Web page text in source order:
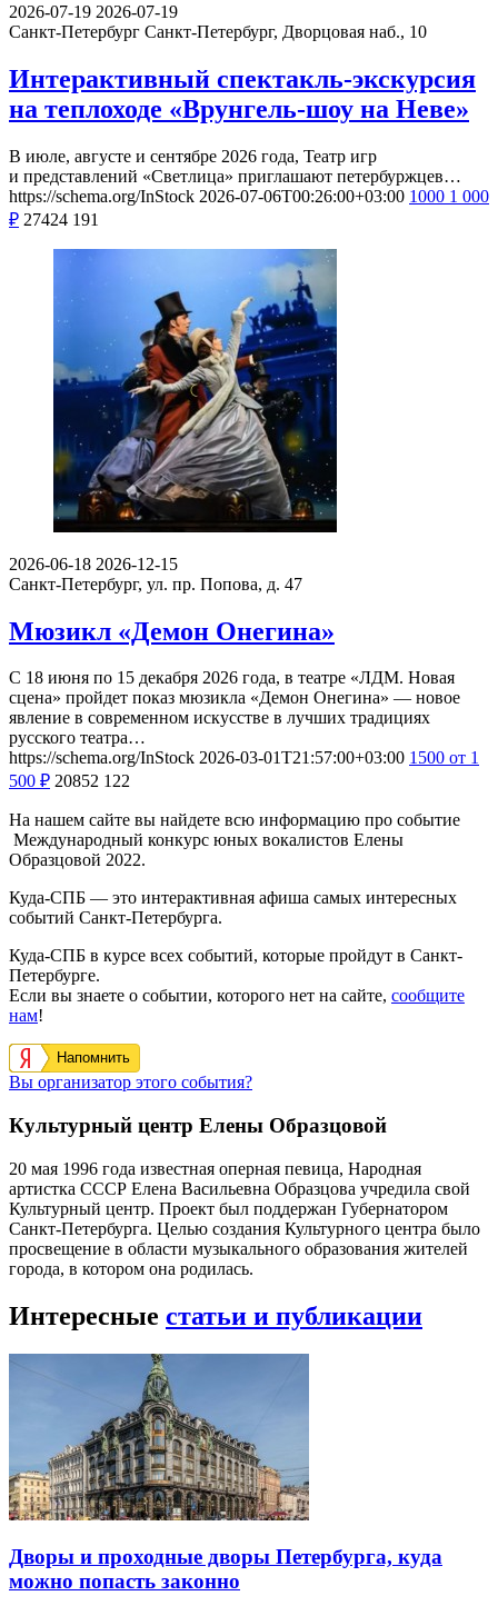
2026-07-19 2026-07-19
Санкт-Петербург Санкт-Петербург, Дворцовая наб., 10
Интерактивный спектакль-экскурсия
на теплоходе «Врунгель-шоу на Неве»
В июле, августе и сентябре 2026 года, Театр игр
и представлений «Светлица» приглашают петербуржцев…
https://schema.org/InStock 2026-07-06T00:26:00+03:00 1000 1 000
₽ 27424 191
2026-06-18 2026-12-15
Санкт-Петербург, ул. пр. Попова, д. 47
Мюзикл «Демон Онегина»
С 18 июня по 15 декабря 2026 года, в театре «ЛДМ. Новая
сцена» пройдет показ мюзикла «Демон Онегина» — новое
явление в современном искусстве в лучших традициях
русского театра…
https://schema.org/InStock 2026-03-01T21:57:00+03:00 1500 от 1
500 ₽ 20852 122
На нашем сайте вы найдете всю информацию про событие
Международный конкурс юных вокалистов Елены
Образцовой 2022.
Куда-СПБ — это интерактивная афиша самых интересных
событий Санкт-Петербурга.
Куда-СПБ в курсе всех событий, которые пройдут в Санкт-
Петербурге.
Если вы знаете о событии, которого нет на сайте, сообщите
нам!
Напомнить
Вы организатор этого события?
Культурный центр Елены Образцовой
20 мая 1996 года известная оперная певица, Народная
артистка СССР Елена Васильевна Образцова учредила свой
Культурный центр. Проект был поддержан Губернатором
Санкт-Петербурга. Целью создания Культурного центра было
просвещение в области музыкального образования жителей
города, в котором она родилась.
Интересные статьи и публикации
Дворы и проходные дворы Петербурга, куда
можно попасть законно